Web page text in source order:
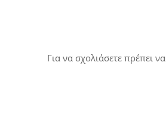
Για να σχολιάσετε πρέπει να